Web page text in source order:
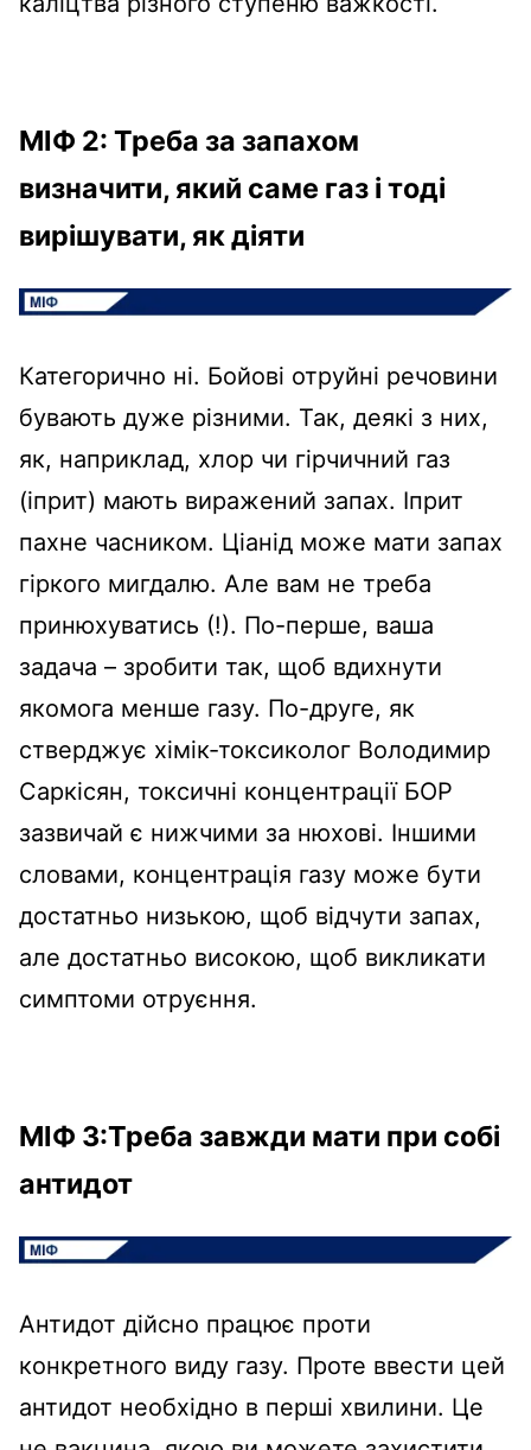
МІФ 2: Треба за запахом
визначити, який саме газ і тоді
вирішувати, як діяти
Категорично ні. Бойові отруйні речовини
бувають дуже різними. Так, деякі з них,
як, наприклад, хлор чи гірчичний газ
(іприт) мають виражений запах. Іприт
пахне часником. Ціанід може мати запах
гіркого мигдалю. Але вам не треба
принюхуватись (!). По-перше, ваша
задача – зробити так, щоб вдихнути
якомога менше газу. По-друге, як
стверджує хімік-токсиколог Володимир
Саркісян, токсичні концентрації БОР
зазвичай є нижчими за нюхові. Іншими
словами, концентрація газу може бути
достатньо низькою, щоб відчути запах,
але достатньо високою, щоб викликати
симптоми отруєння.
МІФ 3:Треба завжди мати при собі
антидот
Антидот дійсно працює проти
конкретного виду газу. Проте ввести цей
антидот необхідно в перші хвилини. Це